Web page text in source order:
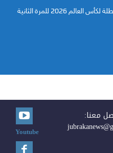
إسبانيا تتوج بطلة لكأس العالم 2026 للمرة الثانية
معنا:
Youtube